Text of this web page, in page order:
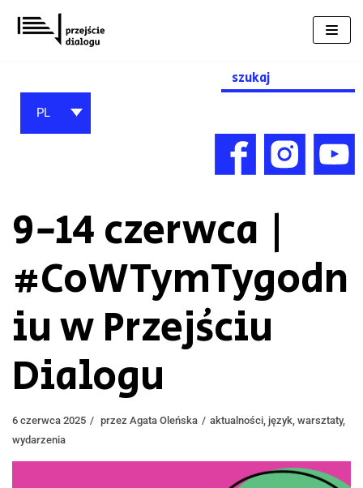
Przejdź
do
Search
for:
PL
9-14 czerwca |
#CoWTymTygodn
iu w Przejściu
Dialogu
6 czerwca 2025 przez Agata Oleńska aktualności język warsztaty,
wydarzenia